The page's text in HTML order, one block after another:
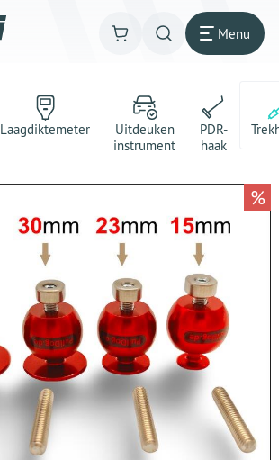
Menu
Laagdiktemeter
Uitdeuken
instrument
PDR-
haak
%